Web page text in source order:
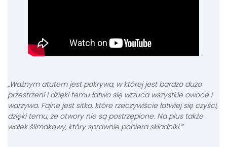
„Ważnym atutem jest pokrywa, w której jest bardzo dużo
przestrzeni i dzięki temu łatwo się wrzuca wszystkie owoce i
warzywa. Fajne jest sitko, które rzeczywiście łatwiej się czyści,
dzięki temu, że otwory nie są postrzępione. Na plus także
wałek ślimakowy, który sprawnie pobiera składniki.”